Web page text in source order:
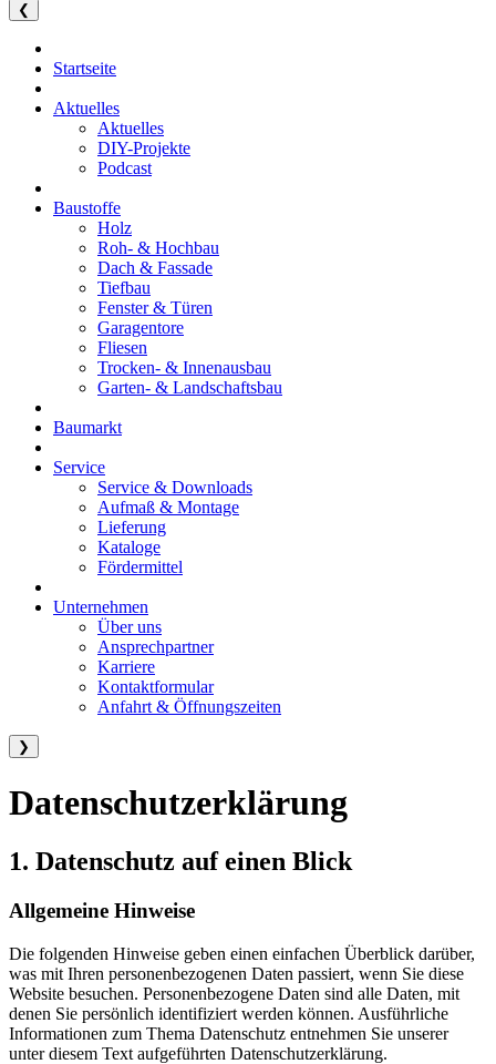
❮
Startseite
Aktuelles
Aktuelles
DIY-Projekte
Podcast
Baustoffe
Holz
Roh- & Hochbau
Dach & Fassade
Tiefbau
Fenster & Türen
Garagentore
Fliesen
Trocken- & Innenausbau
Garten- & Landschaftsbau
Baumarkt
Service
Service & Downloads
Aufmaß & Montage
Lieferung
Kataloge
Fördermittel
Unternehmen
Über uns
Ansprechpartner
Karriere
Kontaktformular
Anfahrt & Öffnungszeiten
❯
Datenschutzerklärung
1. Datenschutz auf einen Blick
Allgemeine Hinweise
Die folgenden Hinweise geben einen einfachen Überblick darüber,
was mit Ihren personenbezogenen Daten passiert, wenn Sie diese
Website besuchen. Personenbezogene Daten sind alle Daten, mit
denen Sie persönlich identifiziert werden können. Ausführliche
Informationen zum Thema Datenschutz entnehmen Sie unserer
unter diesem Text aufgeführten Datenschutzerklärung.